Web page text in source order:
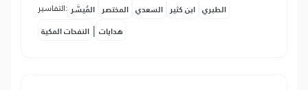
التفاسير: المُيسَّر المختصر السعدي ابن كثير الطبري
النفحات المكية | هدايات